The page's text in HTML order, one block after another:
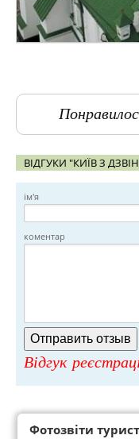
ВІДГУКИ "КИЇВ З
ім'я
коментар
Відгук
Фотозвіти